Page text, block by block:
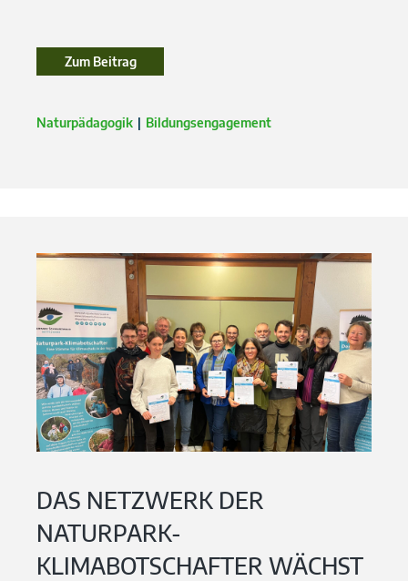
Zum BeitragZum Beitrag
Naturpädagogik Bildungsengagement
DAS NETZWERK DER
NATURPARK-
KLIMABOTSCHAFTER WÄCHST